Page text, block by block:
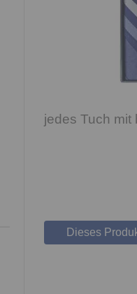
jedes Tuch mit
Dieses